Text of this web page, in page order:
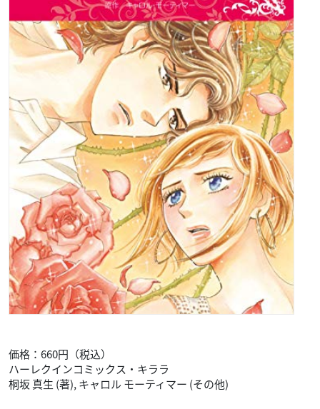
価格：660円（税込）
ハーレクインコミックス・キララ
桐坂 真生 (著), キャロル モーティマー (その他)